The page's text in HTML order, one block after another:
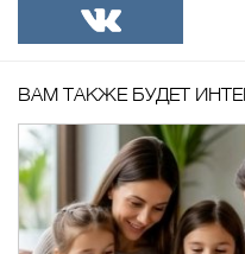
ВАМ ТАКЖЕ БУДЕТ